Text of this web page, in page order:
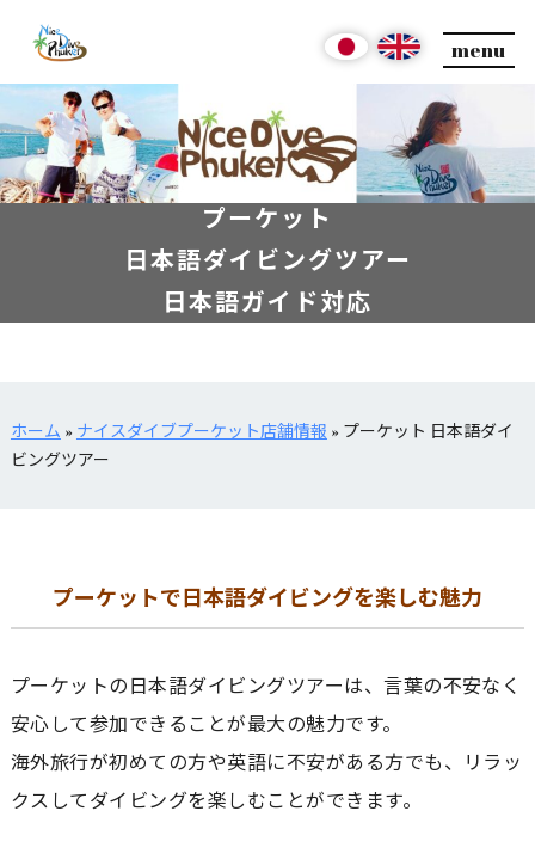
menu
プーケット
日本語ダイビングツアー
日本語ガイド対応
ホーム » ナイスダイブプーケット店舗情報 » プーケット 日本語ダイ
ビングツアー
プーケットで日本語ダイビングを楽しむ魅力
プーケットの日本語ダイビングツアーは、言葉の不安なく
安心して参加できることが最大の魅力です。
海外旅行が初めての方や英語に不安がある方でも、リラッ
クスしてダイビングを楽しむことができます。